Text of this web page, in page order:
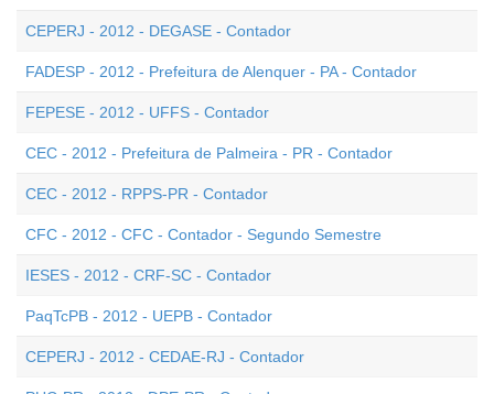
CEPERJ - 2012 - DEGASE - Contador
FADESP - 2012 - Prefeitura de Alenquer - PA - Contador
FEPESE - 2012 - UFFS - Contador
CEC - 2012 - Prefeitura de Palmeira - PR - Contador
CEC - 2012 - RPPS-PR - Contador
CFC - 2012 - CFC - Contador - Segundo Semestre
IESES - 2012 - CRF-SC - Contador
PaqTcPB - 2012 - UEPB - Contador
CEPERJ - 2012 - CEDAE-RJ - Contador